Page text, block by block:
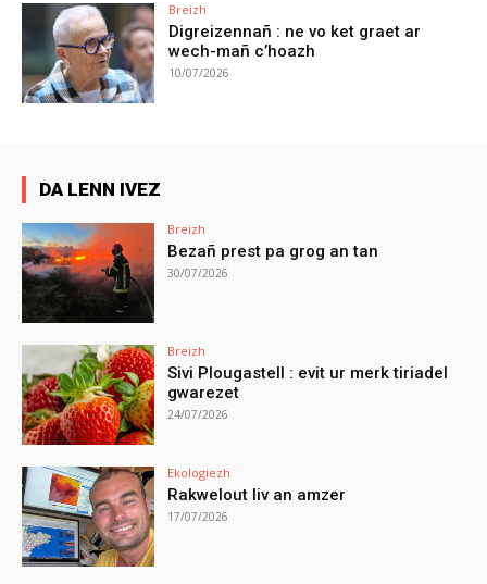
Breizh
Digreizennañ : ne vo ket graet ar
wech-mañ c’hoazh
10/07/2026
DA LENN IVEZ
Breizh
Bezañ prest pa grog an tan
30/07/2026
Breizh
Sivi Plougastell : evit ur merk tiriadel
gwarezet
24/07/2026
Ekologiezh
Rakwelout liv an amzer
17/07/2026